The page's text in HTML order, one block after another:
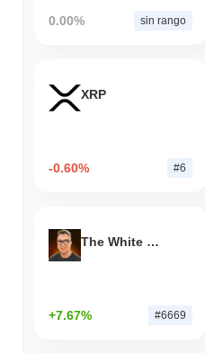
0.00% sin rango
XRP
-0.60% #6
The White Bull
+7.67% #6669